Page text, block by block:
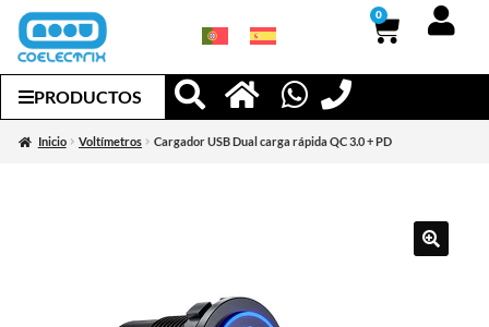
0
PRODUCTOS
Inicio Voltímetros Cargador USB Dual carga rápida QC 3.0 + PD